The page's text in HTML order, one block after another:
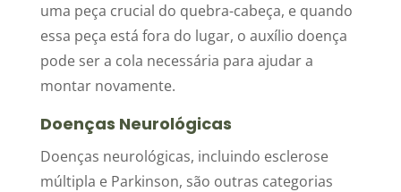
uma peça crucial do quebra-cabeça, e quando
essa peça está fora do lugar, o auxílio doença
pode ser a cola necessária para ajudar a
montar novamente.
Doenças Neurológicas
Doenças neurológicas, incluindo esclerose
múltipla e Parkinson, são outras categorias